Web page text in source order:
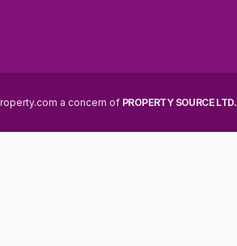
a concern of PROPERTY SOURCE LTD.